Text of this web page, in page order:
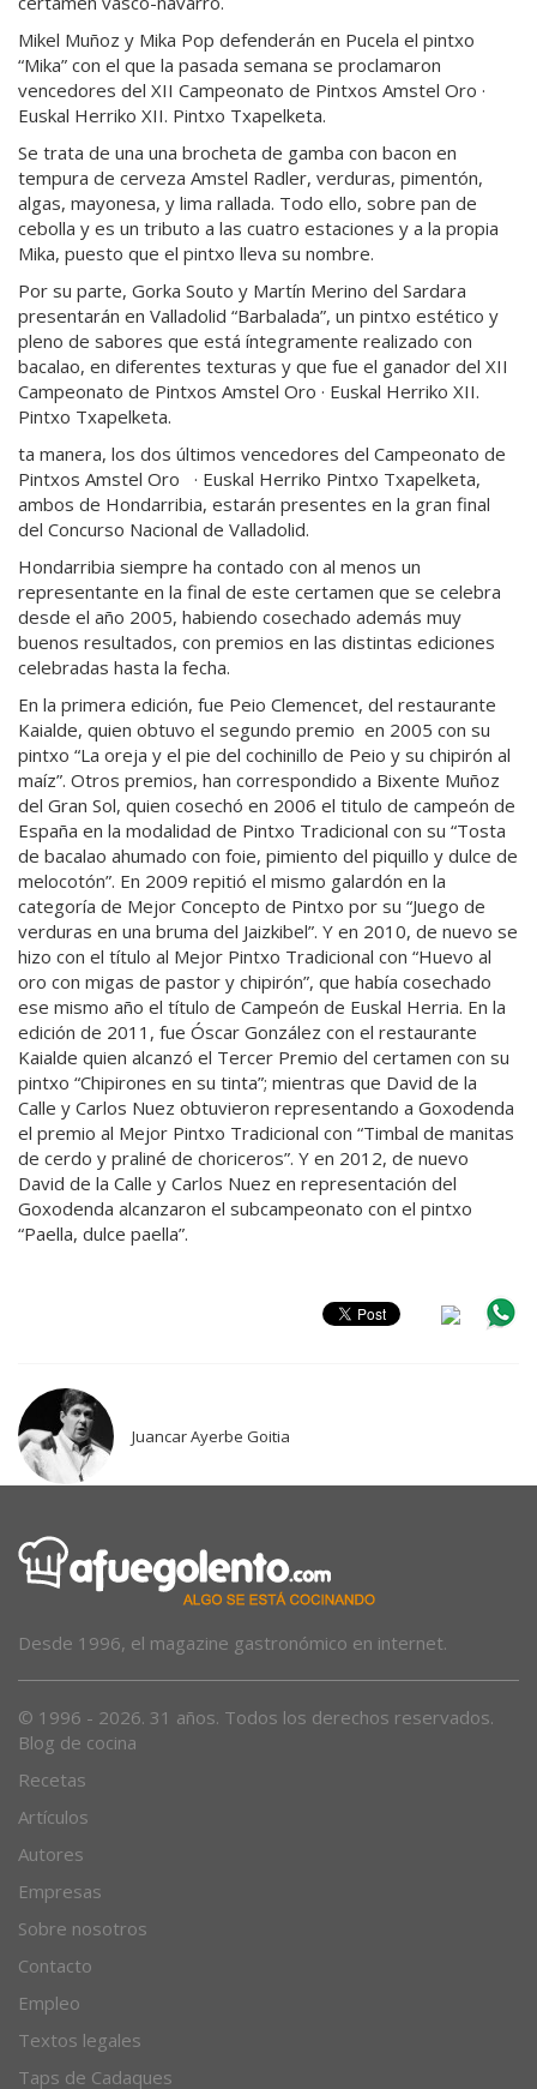
Mikel Muñoz y Mika Pop defenderán en Pucela el pintxo
“Mika” con el que la pasada semana se proclamaron
vencedores del XII Campeonato de Pintxos Amstel Oro ·
Euskal Herriko XII. Pintxo Txapelketa.
Se trata de una una brocheta de gamba con bacon en
tempura de cerveza Amstel Radler, verduras, pimentón,
algas, mayonesa, y lima rallada. Todo ello, sobre pan de
cebolla y es un tributo a las cuatro estaciones y a la propia
Mika, puesto que el pintxo lleva su nombre.
Por su parte, Gorka Souto y Martín Merino del Sardara
presentarán en Valladolid “Barbalada”, un pintxo estético y
pleno de sabores que está íntegramente realizado con
bacalao, en diferentes texturas y que fue el ganador del XII
Campeonato de Pintxos Amstel Oro · Euskal Herriko XII.
Pintxo Txapelketa.
ta manera, los dos últimos vencedores del Campeonato de
Pintxos Amstel Oro · Euskal Herriko Pintxo Txapelketa,
ambos de Hondarribia, estarán presentes en la gran final
del Concurso Nacional de Valladolid.
Hondarribia siempre ha contado con al menos un
representante en la final de este certamen que se celebra
desde el año 2005, habiendo cosechado además muy
buenos resultados, con premios en las distintas ediciones
celebradas hasta la fecha.
En la primera edición, fue Peio Clemencet, del restaurante
Kaialde, quien obtuvo el segundo premio en 2005 con su
pintxo “La oreja y el pie del cochinillo de Peio y su chipirón al
maíz”. Otros premios, han correspondido a Bixente Muñoz
del Gran Sol, quien cosechó en 2006 el titulo de campeón de
España en la modalidad de Pintxo Tradicional con su “Tosta
de bacalao ahumado con foie, pimiento del piquillo y dulce de
melocotón”. En 2009 repitió el mismo galardón en la
categoría de Mejor Concepto de Pintxo por su “Juego de
verduras en una bruma del Jaizkibel”. Y en 2010, de nuevo se
hizo con el título al Mejor Pintxo Tradicional con “Huevo al
oro con migas de pastor y chipirón”, que había cosechado
ese mismo año el título de Campeón de Euskal Herria. En la
edición de 2011, fue Óscar González con el restaurante
Kaialde quien alcanzó el Tercer Premio del certamen con su
pintxo “Chipirones en su tinta”; mientras que David de la
Calle y Carlos Nuez obtuvieron representando a Goxodenda
el premio al Mejor Pintxo Tradicional con “Timbal de manitas
de cerdo y praliné de choriceros”. Y en 2012, de nuevo
David de la Calle y Carlos Nuez en representación del
Goxodenda alcanzaron el subcampeonato con el pintxo
“Paella, dulce paella”.
Juancar Ayerbe Goitia
Desde 1996, el magazine gastronómico en internet.
© 1996 - 2026. 31 años. Todos los derechos reservados.
Blog de cocina
Recetas
Artículos
Autores
Empresas
Sobre nosotros
Contacto
Empleo
Textos legales
Taps de Cadaques